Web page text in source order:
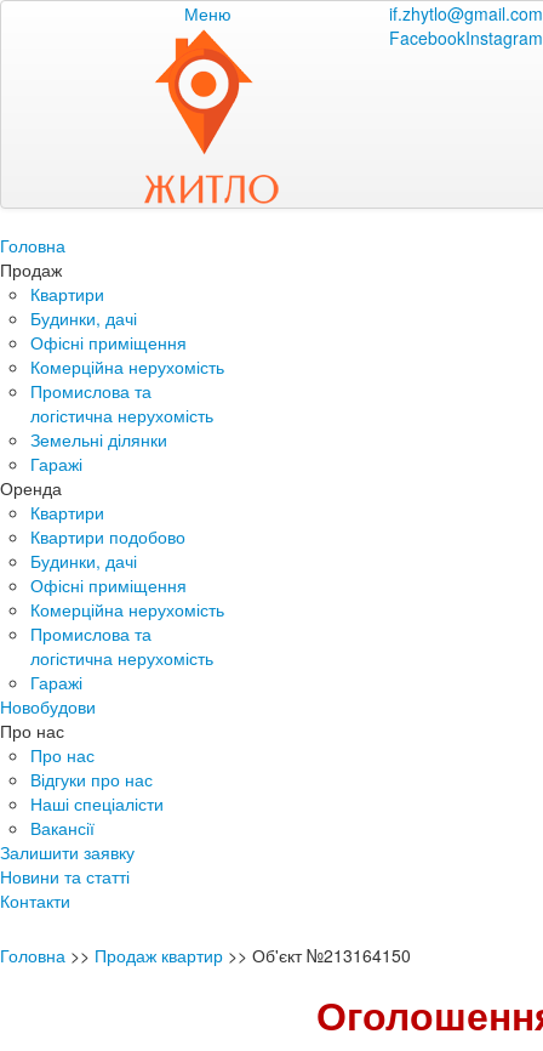
Меню
if.zhytlo@gmail.com
FacebookInstagram
Головна
Продаж
Квартири
Будинки, дачі
Офісні приміщення
Комерційна нерухомість
Промислова та
логістична нерухомість
Земельні ділянки
Гаражі
Оренда
Квартири
Квартири подобово
Будинки, дачі
Офісні приміщення
Комерційна нерухомість
Промислова та
логістична нерухомість
Гаражі
Новобудови
Про нас
Про нас
Відгуки про нас
Наші спеціалісти
Вакансії
Залишити заявку
Новини та статті
Контакти
Головна >> Продаж квартир >> Об'єкт №213164150